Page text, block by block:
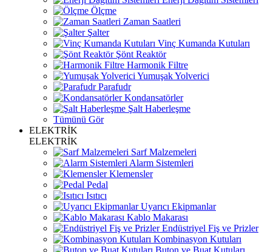
Ölçme
Zaman Saatleri
Şalter
Vinç Kumanda Kutuları
Şönt Reaktör
Harmonik Filtre
Yumuşak Yolverici
Parafudr
Kondansatörler
Şalt Haberleşme
Tümünü Gör
ELEKTRİK
ELEKTRİK
Sarf Malzemeleri
Alarm Sistemleri
Klemensler
Pedal
Isıtıcı
Uyarıcı Ekipmanlar
Kablo Makarası
Endüstriyel Fiş ve Prizler
Kombinasyon Kutuları
Buton ve Buat Kutuları